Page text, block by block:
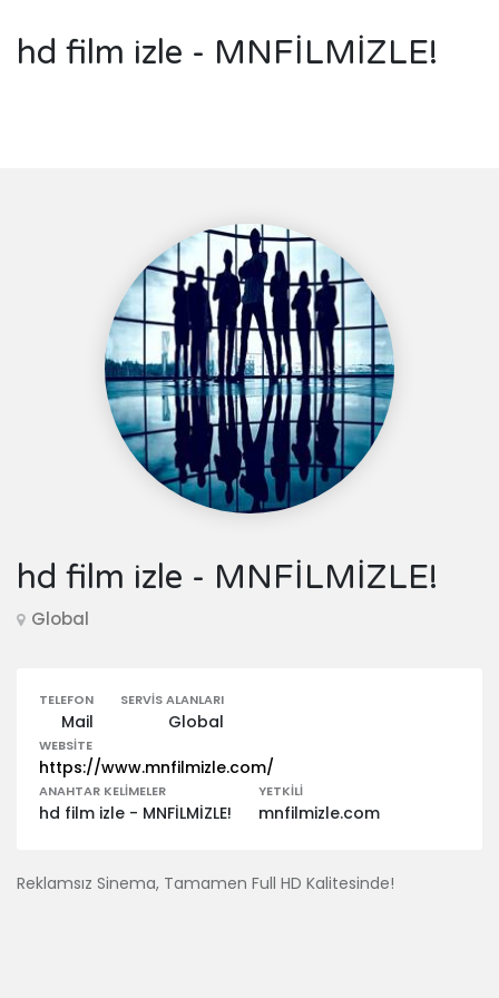
hd film izle - MNFİLMİZLE!
hd film izle - MNFİLMİZLE!
Global
TELEFON
Mail
SERVIS ALANLARI
Global
WEBSITE
https://www.mnfilmizle.com/
ANAHTAR KELIMELER
hd film izle - MNFİLMİZLE!
YETKILI
mnfilmizle.com
Reklamsız Sinema, Tamamen Full HD Kalitesinde!